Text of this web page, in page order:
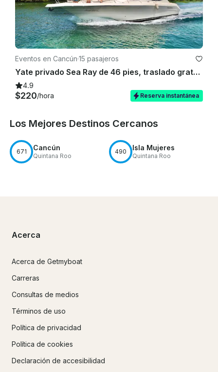
Eventos en Cancún·15 pasajeros
Yate privado Sea Ray de 46 pies, traslado gratuito al puerto deportivo del hotel (solo ida)
4.9
$220/hora Reserva instantánea
Los Mejores Destinos Cercanos
671 Cancún
Quintana Roo
490 Isla Mujeres
Quintana Roo
Acerca
Acerca de Getmyboat
Carreras
Consultas de medios
Términos de uso
Política de privacidad
Política de cookies
Declaración de accesibilidad